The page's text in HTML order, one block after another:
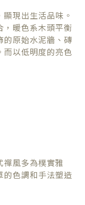
現出生活品味。
暖色系木頭平衡
的原始水泥牆、磚
以低明度的亮色
風多為樸實雅
的色調和手法塑造